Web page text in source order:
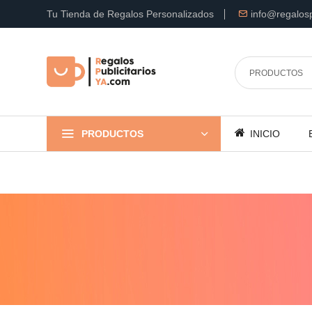
Tu Tienda de Regalos Personalizados
PRODUCTOS INICIO